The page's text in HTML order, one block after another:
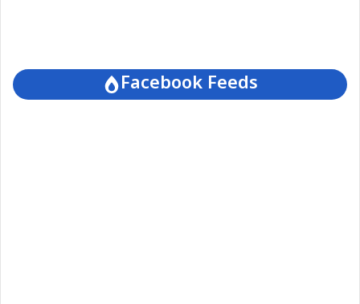
Facebook Feeds